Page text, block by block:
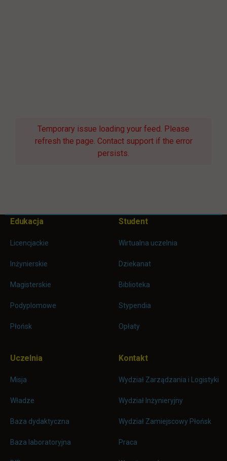
Temporary issue loading your feed. Please
refresh the page. Contact support if the error
persists.
Pomiń
Informacje w stopce
Edukacja
Licencjackie
Inżynierskie
Magisterskie
Podyplomowe
Płońsk
Student
Wirtualna uczelnia
Dziekanat
Biblioteka
Stypendia
Opłaty
Uczelnia
Misja
Władze
Baza dydaktyczna
Baza laboratoryjna
Kontakt
Wydział Zarządzania i Logistyki
Wydział Inżynieryjny
Wydział Zamiejscowy Płońsk
Praca